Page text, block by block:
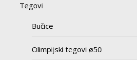
Tegovi
Bučice
Olimpijski tegovi ø50